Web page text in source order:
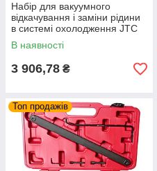
Набір для вакуумного
відкачування і заміни рідини
в системі охолодження JTC
1536
В наявності
3 906,78 ₴
Топ продажів